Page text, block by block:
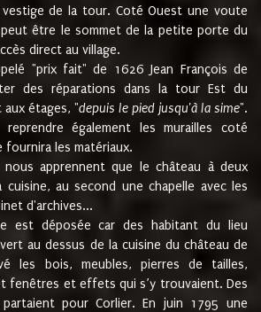
vestige de la tour. Coté Ouest une voute
être le sommet de la petite porte du
direct au village.
"prix fait" de 1626 Jean François de
des réparations dans la tour Est du
aux étages, "depuis le pied jusqu'à la sime".
reprendre également les murailles coté
les matériaux.
apprennent que le château à deux
cuisine, au second une chapelle avec les
d'archives...
est déposée car des habitant du lieu
au dessus de la cuisine du château de
les bois, meubles, pierres de tailles,
fenêtres et effets qui s’y trouvaient. Des
pour Corlier. En juin 1795 une